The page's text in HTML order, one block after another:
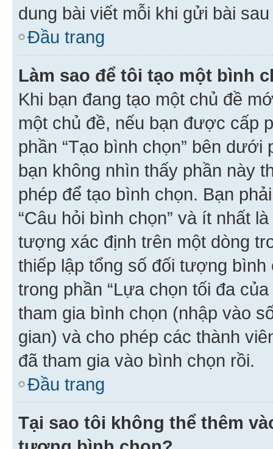
dung bài viết mỗi khi gửi bài sau
Đầu trang
Làm sao để tôi tạo một bình
Khi bạn đang tạo một chủ đề
một chủ đề, nếu bạn được cấp
phần “Tạo bình chọn” bên
bạn không nhìn thấy phần này
phép để tạo bình chọn. Bạn
“Câu hỏi bình chọn” và ít nhất
tượng xác định trên một dòng
thiếp lập tổng số đối tượng
trong phần “Lựa chọn tối đa
tham gia bình chọn (nhập vào
gian) và cho phép các thành
đã tham gia vào bình chọn rồi.
Đầu trang
Tại sao tôi không thể thêm